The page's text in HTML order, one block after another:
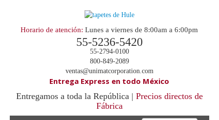
Horario de atención: Lunes a viernes de 8:00am a 6:00pm
55-5236-5420
55-2794-0100
800-849-2089
ventas@unimatcorporation.com
Entrega Express en todo México
Entregamos a toda la República | Precios directos de
Fábrica